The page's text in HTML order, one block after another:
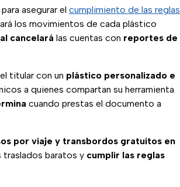
asegurar el cumplimiento de las reglas
los movimientos de cada plástico
cancelará las cuentas con reportes de
titular con un plástico personalizado e
a quienes compartan su herramienta
cuando prestas el documento a
por viaje y transbordos gratuitos en
traslados baratos y cumplir las reglas